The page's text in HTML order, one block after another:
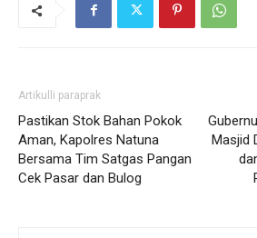
Artikulli paraprak
Pastikan Stok Bahan Pokok
Aman, Kapolres Natuna
Bersama Tim Satgas Pangan
Cek Pasar dan Bulog
Masjid